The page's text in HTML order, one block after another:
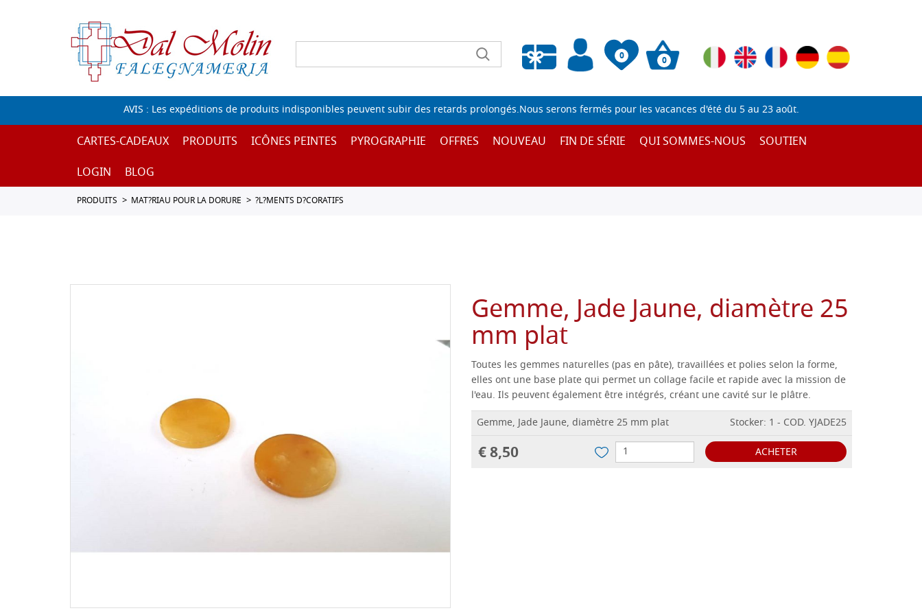
0
Liste de souhaits vide
0
AVIS : Les expéditions de produits indisponibles peuvent subir des retards prolongés.Nous serons fermés pour les vacances d'été du 5 au 23 août.
CARTES-CADEAUX PRODUITS ICÔNES PEINTES PYROGRAPHIE OFFRES NOUVEAU FIN DE SÉRIE QUI SOMMES-NOUS
SOUTIEN
LOGIN
BLOG
PRODUITS MAT?RIAU POUR LA DORURE ?L?MENTS D?CORATIFS
Gemme, Jade Jaune, diamètre 25
mm plat
Toutes les gemmes naturelles (pas en pâte), travaillées et polies selon la forme,
elles ont une base plate qui permet un collage facile et rapide avec la mission de
l'eau. Ils peuvent également être intégrés, créant une cavité sur le plâtre.
Gemme, Jade Jaune, diamètre 25 mm plat
Stocker: 1 - COD. YJADE25
€ 8,50 ACHETER